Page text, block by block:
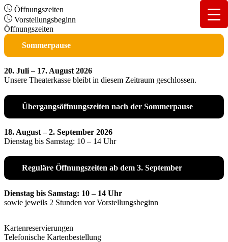
Öffnungszeiten
Vorstellungsbeginn
Öffnungszeiten
Sommerpause
20. Juli – 17. August 2026
Unsere Theaterkasse bleibt in diesem Zeitraum geschlossen.
Übergangsöffnungszeiten nach der Sommerpause
18. August – 2. September 2026
Dienstag bis Samstag: 10 – 14 Uhr
Reguläre Öffnungszeiten ab dem 3. September
Dienstag bis Samstag: 10 – 14 Uhr
sowie jeweils 2 Stunden vor Vorstellungsbeginn
Kartenreservierungen
Telefonische Kartenbestellung